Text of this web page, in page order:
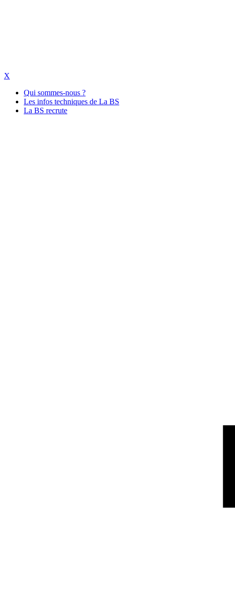
X
Qui sommes-nous ?
Les infos techniques de La BS
La BS recrute